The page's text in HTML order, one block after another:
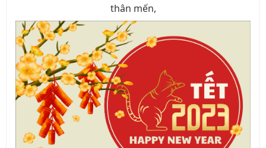
thân mến,